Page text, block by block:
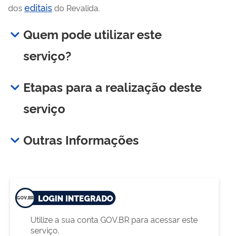
dos editais do Revalida.
Quem pode utilizar este
serviço?
Etapas para a realização deste
serviço
Outras Informações
LOGIN INTEGRADO
Utilize a sua conta GOV.BR para acessar este
serviço.